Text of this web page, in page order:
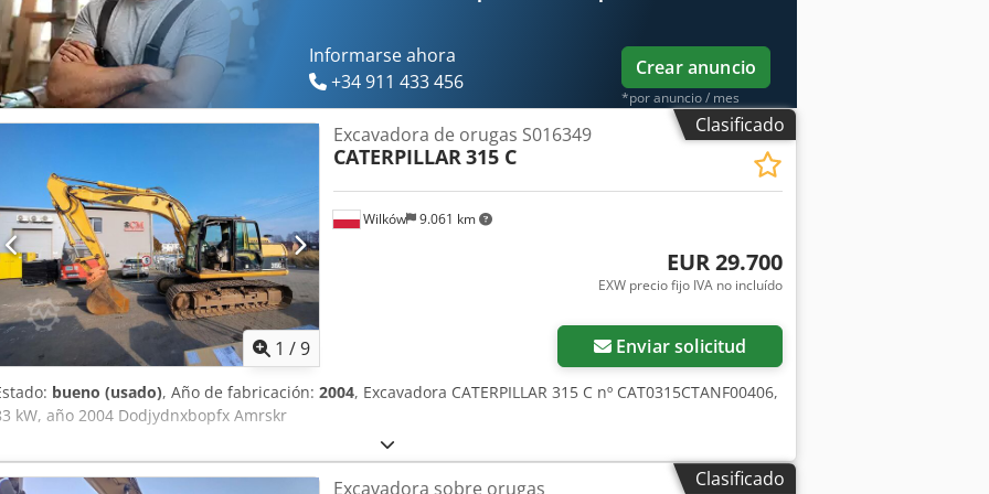
Informarse ahora
+34 911 433 456
Crear anuncio
*por anuncio / mes
Clasificado
1 /9
Wilków 9.061 km
Excavadora de orugas S016349
CATERPILLAR315 C
EUR 29.700
EXW precio fijo IVA no incluído
Enviar solicitud
bueno (usado), Año de fabricación: 2004, Excavadora CATERPILLAR 315 C nº CAT0315CTANF00406,
kW, año 2004 Dodjydnxbopfx Amrskr
Clasificado
Excavadora sobre orugas